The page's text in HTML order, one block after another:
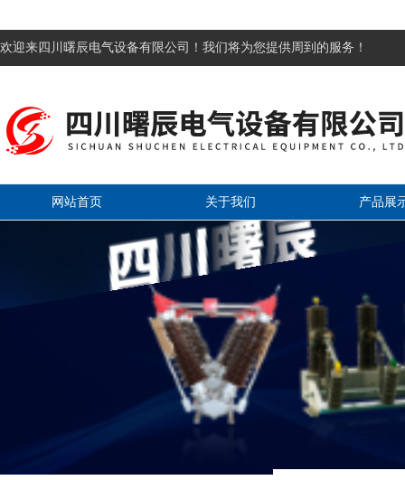
欢迎来四川曙辰电气设备有限公司！我们将为您提供周到的服务！
网站首页 关于我们 产品展